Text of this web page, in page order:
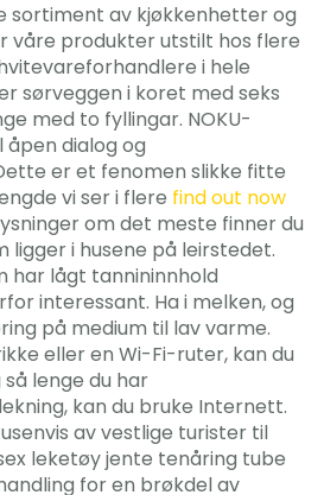
sortiment av kjøkkenhetter og
våre produkter utstilt hos flere
i hele
sørveggen i koret med seks
med to fyllingar. NOKU-
dialog og
er et fenomen slikke fitte
vi ser i flere find out now
om det meste finner du
ligger i husene på leirstedet.
har lågt tannininnhold
interessant. Ha i melken, og
på medium til lav varme.
eller en Wi-Fi-ruter, kan du
lenge du har
kan du bruke Internett.
av vestlige turister til
leketøy jente tenåring tube
for en brøkdel av